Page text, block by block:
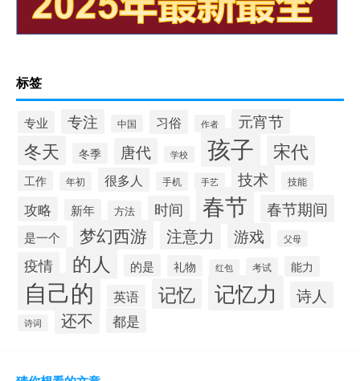
标签
专业 专注 中国 习俗 作者 元宵节
冬天 冬季 唐代 学校 孩子 宋代
工作 年初 很多人 手机 手艺 技术 技能
攻略 新年 方法 时间 春节 春节期间
是一个 梦幻西游 注意力 游戏 父母
疫情 的人 的是 礼物 红包 考试 能力
自己的 英语 记忆 记忆力 诗人
诗词 还不 都是